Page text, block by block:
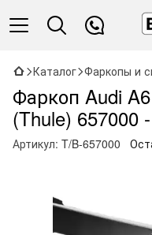
Каталог Фаркопы и
Фаркоп Audi
(Thule) 657000
Артикул: T/B-657000